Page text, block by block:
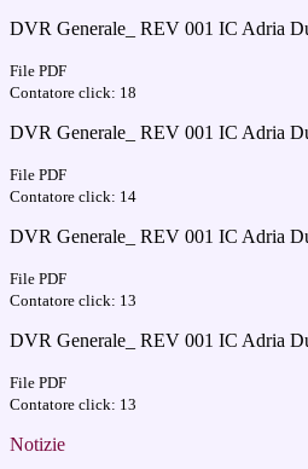
DVR Generale_ REV 001 IC Adria
File PDF
Contatore click: 18
DVR Generale_ REV 001 IC Adria
File PDF
Contatore click: 14
DVR Generale_ REV 001 IC Adria
File PDF
Contatore click: 13
DVR Generale_ REV 001 IC Adria
File PDF
Contatore click: 13
Notizie